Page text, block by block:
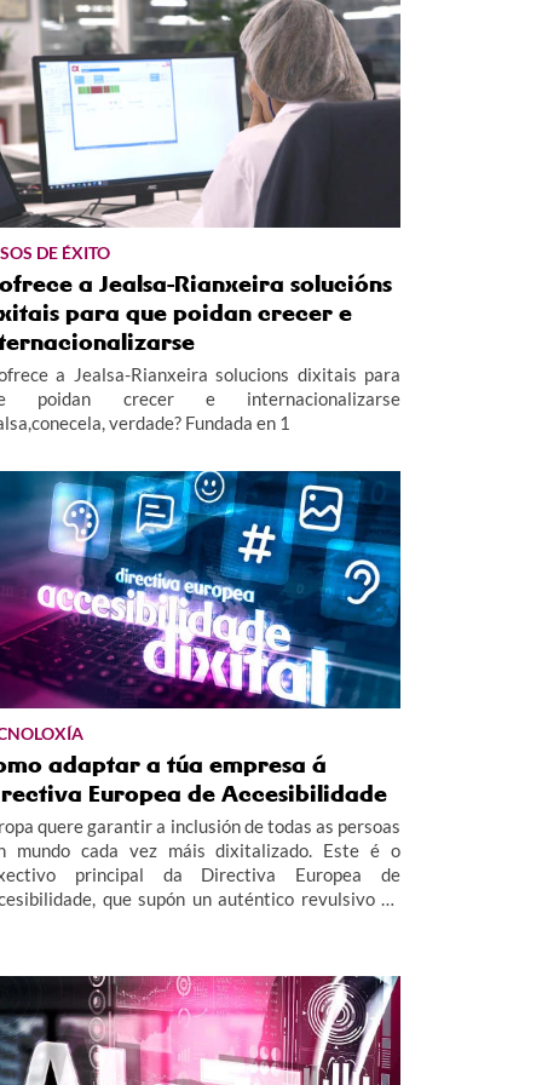
DE ÉXITO
a Jealsa-Rianxeira solucións
para que poidan crecer e
a Jealsa-Rianxeira solucions dixitais para
poidan crecer e internacionalizarse
verdade? Fundada en 1
adaptar a túa empresa á
Europea de Accesibilidade
quere garantir a inclusión de todas as persoas
mundo cada vez máis dixitalizado. Este é o
principal da Directiva Europea de
que supón un auténtico revulsivo na